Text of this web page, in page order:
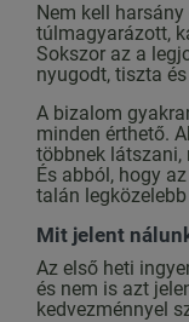
Nem kell
túlmagyarázott,
Sokszor az a
nyugodt, tiszta
A bizalom
minden érthető.
többnek látszani,
És abból, hogy
talán
Mit jelent
Az első heti
és nem is azt
kedvezménnyel